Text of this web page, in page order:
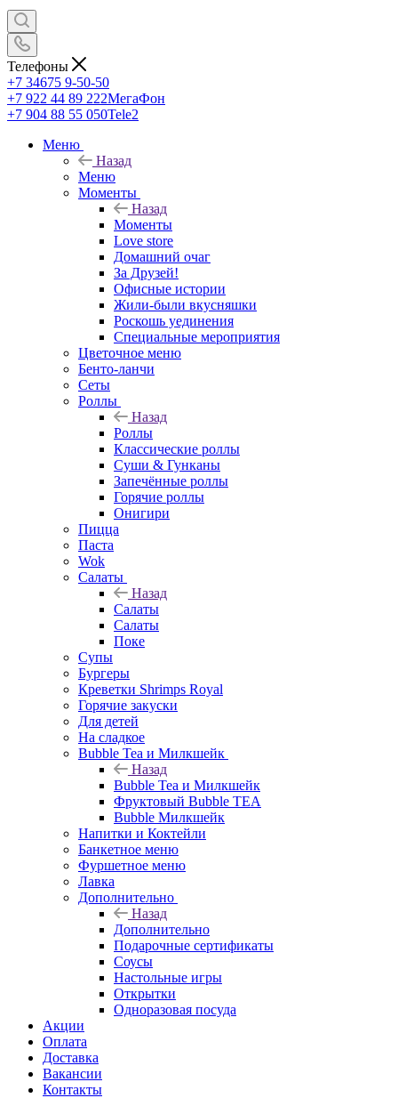
Телефоны
+7 34675 9-50-50
+7 922 44 89 222МегаФон
+7 904 88 55 050Tele2
Меню
Назад
Меню
Моменты
Назад
Моменты
Love store
Домашний очаг
За Друзей!
Офисные истории
Жили-были вкусняшки
Роскошь уединения
Специальные мероприятия
Цветочное меню
Бенто-ланчи
Сеты
Роллы
Назад
Роллы
Классические роллы
Суши & Гунканы
Запечённые роллы
Горячие роллы
Онигири
Пицца
Паста
Wok
Салаты
Назад
Салаты
Салаты
Поке
Супы
Бургеры
Креветки Shrimps Royal
Горячие закуски
Для детей
На сладкое
Bubble Tea и Милкшейк
Назад
Bubble Tea и Милкшейк
Фруктовый Bubble TEA
Bubble Милкшейк
Напитки и Коктейли
Банкетное меню
Фуршетное меню
Лавка
Дополнительно
Назад
Дополнительно
Подарочные сертификаты
Соусы
Настольные игры
Открытки
Одноразовая посуда
Акции
Оплата
Доставка
Вакансии
Контакты